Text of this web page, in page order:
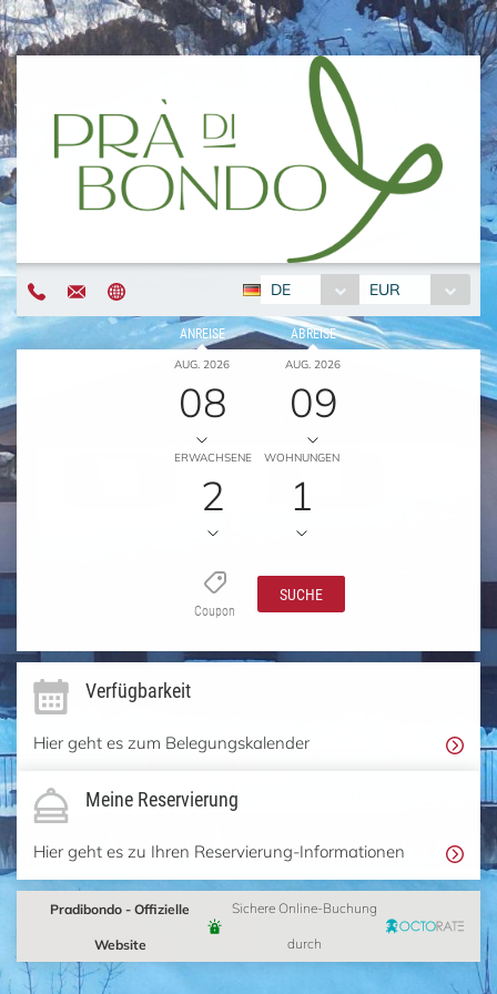
DE EUR
ANREISE
AUG. 2026
08
ABREISE
AUG. 2026
09
ERWACHSENE
2
WOHNUNGEN
1
Coupon
SUCHE
Verfügbarkeit
Hier geht es zum Belegungskalender
Meine Reservierung
Hier geht es zu Ihren Reservierung-Informationen
Pradibondo - Offizielle
Website
Sichere Online-Buchung
durch